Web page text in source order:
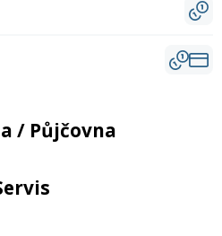
/ Půjčovna